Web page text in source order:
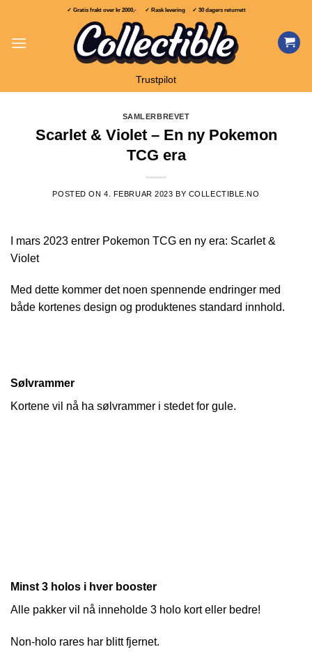
content
✓ Gratis frakt over kr 2000,-✓ Rask levering ✓ 30 dagers returrett
Trustpilot
SAMLERBREVET
Scarlet & Violet – En ny Pokemon
TCG era
POSTED ON4. FEBRUAR 2023 BY COLLECTIBLE.NO
I mars 2023 entrer Pokemon TCG en ny era: Scarlet &
Violet
Med dette kommer det noen spennende endringer med
både kortenes design og produktenes standard innhold.
Sølvrammer
Kortene vil nå ha sølvrammer i stedet for gule.
Minst 3 holos i hver booster
Alle pakker vil nå inneholde 3 holo kort eller bedre!
Non-holo rares har blitt fjernet.